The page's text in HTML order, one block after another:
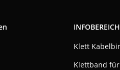
INFOBEREICH
Klett
Klettband